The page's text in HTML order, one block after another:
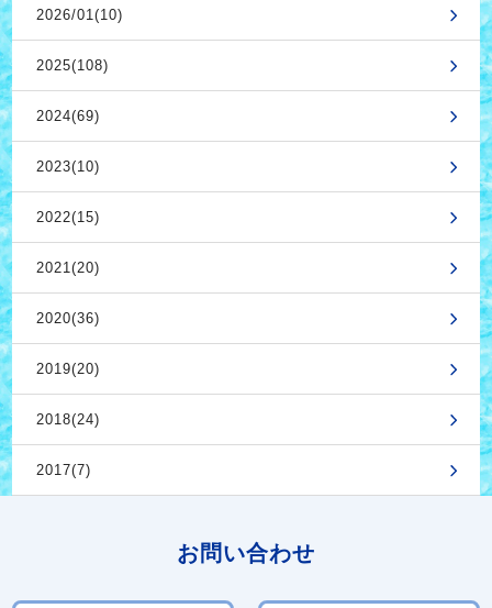
2026/01(10)
2025(108)
2024(69)
2023(10)
2022(15)
2021(20)
2020(36)
2019(20)
2018(24)
2017(7)
お問い合わせ